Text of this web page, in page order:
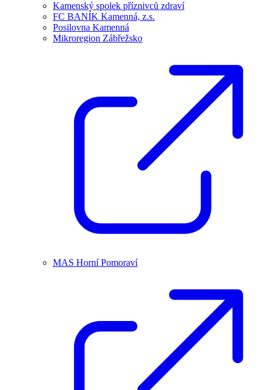
Kamenský spolek příznivců zdraví
FC BANÍK Kamenná, z.s.
Posilovna Kamenná
Mikroregion Zábřežsko
MAS Horní Pomoraví